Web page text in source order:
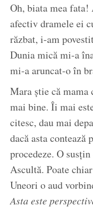
Oh, biata mea
afectiv dramele ei
răzbat, i-am
Dunia mică mi-a
mi-a aruncat-o în
Mara știe că mama
mai bine. Îi mai
citesc, dau mai
dacă asta
procedeze. O
Ascultă. Poate
Uneori o aud
Asta este